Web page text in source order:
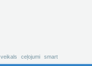
veikals ceļojumi smart